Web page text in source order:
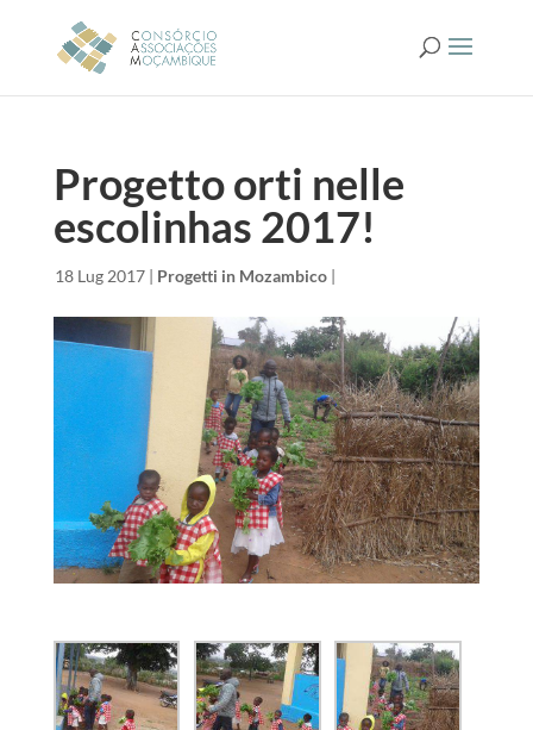
Progetto orti nelle
escolinhas 2017!
18 Lug 2017| Progetti in Mozambico|